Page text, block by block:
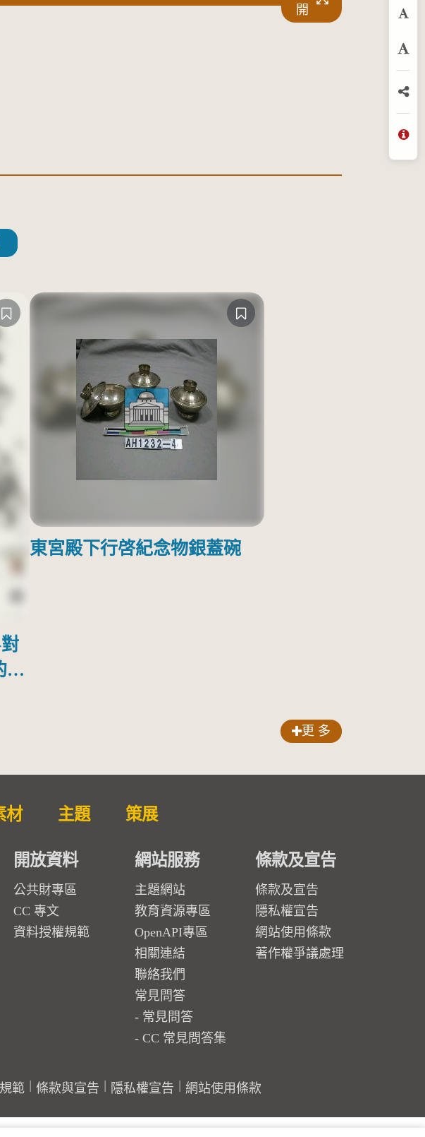
開
馬
東宮殿下行啓紀念物銀蓋碗
更 多
放
分
材 主題 策展
開放資料
公共財專區
CC 專文
資料授權規範
網站服務
主題網站
教育資源專區
OpenAPI專區
相關連結
聯絡我們
常見問答
常見問答
CC 常見問答集
條款及宣告
條款及宣告
隱私權宣告
網站使用條款
著作權爭議處理
範 條款與宣告 隱私權宣告 網站使用條款